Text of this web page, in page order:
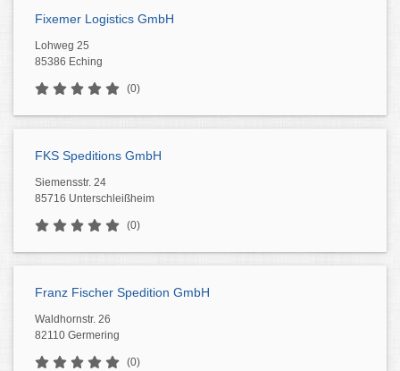
Fixemer Logistics GmbH
Lohweg 25
85386 Eching
(0)
FKS Speditions GmbH
Siemensstr. 24
85716 Unterschleißheim
(0)
Franz Fischer Spedition GmbH
Waldhornstr. 26
82110 Germering
(0)